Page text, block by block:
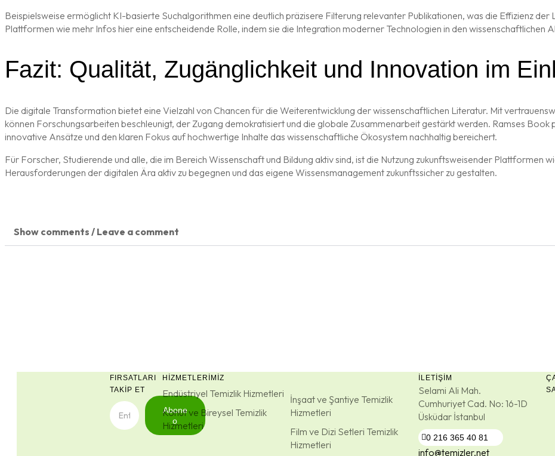
Beispielsweise ermöglicht KI-basierte Suchalgorithmen eine deutlich präzisere Filterung relevanter Publikationen, was die Effizienz
Plattformen wie mehr Infos hier eine entscheidende Rolle, indem sie die Integration moderner Technologien in den wissenschaftlichen
Fazit: Qualität, Zugänglichkeit und Innovation im
Die digitale Transformation bietet eine Vielzahl von Chancen für die Weiterentwicklung der wissenschaftlichen Literatur. Mit
können Forschungsarbeiten beschleunigt, der Zugang demokratisiert und die globale Zusammenarbeit gestärkt werden. Ramses Book
innovative Ansätze und den klaren Fokus auf hochwertige Inhalte das wissenschaftliche Ökosystem nachhaltig bereichert.
Für Forscher, Studierende und alle, die im Bereich Wissenschaft und Bildung aktiv sind, ist die Nutzung zukunftsweisender Plattformen
Herausforderungen der digitalen Ära aktiv zu begegnen und das eigene Wissensmanagement zukunftssicher zu gestalten.
Show comments / Leave a comment
FIRSATLARI
TAKIP ET
Abone
o
HIZMETLERIMIZ
Endüstriyel Temizlik Hizmetleri
Konut ve Bireysel Temizlik
Hizmetleri
İnşaat ve Şantiye Temizlik
Hizmetleri
Film ve Dizi Setleri Temizlik
Hizmetleri
İLETIŞIM
Selami Ali Mah.
Cumhuriyet Cad. No: 16-1D
Üsküdar İstanbul
0 216 365 40 81
info@temizler.net